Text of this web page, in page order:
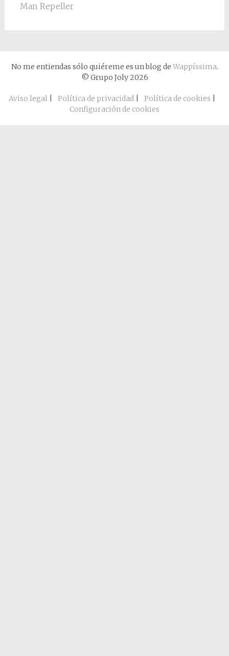
Man Repeller
No me entiendas sólo quiéreme es un blog de Wappíssima.
© Grupo Joly 2026
Aviso legal Política de privacidad Política de cookies
Configuración de cookies